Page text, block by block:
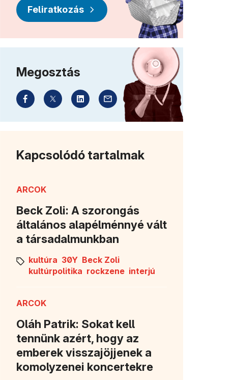
Feliratkozás
Megosztás
Kapcsolódó tartalmak
ARCOK
Beck Zoli: A szorongás
általános alapélménnyé vált
a társadalmunkban
kultúra 30Y Beck Zoli
kultúrpolitika rockzene interjú
ARCOK
Oláh Patrik: Sokat kell
tennünk azért, hogy az
emberek visszajöjjenek a
komolyzenei koncertekre